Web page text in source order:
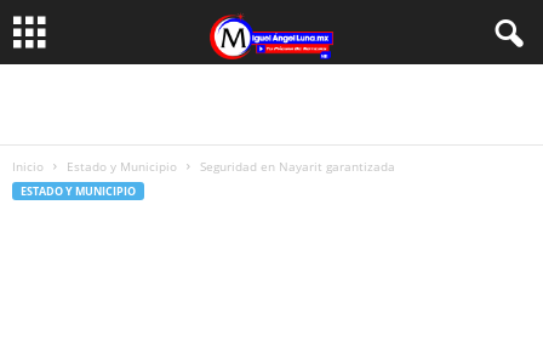
Inicio Estado y Municipio Seguridad en Nayarit garantizada
ESTADO Y MUNICIPIO